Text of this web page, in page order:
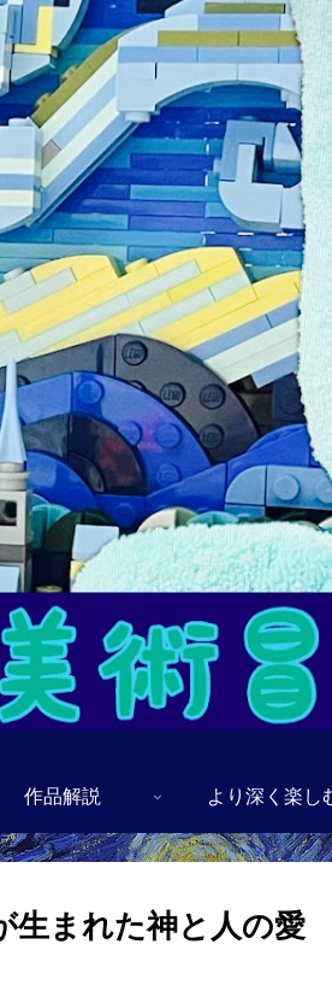
作品解説 より深く楽し
生まれた神と人の愛